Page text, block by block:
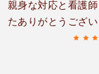
親身な対応と看護
たありがとうござい